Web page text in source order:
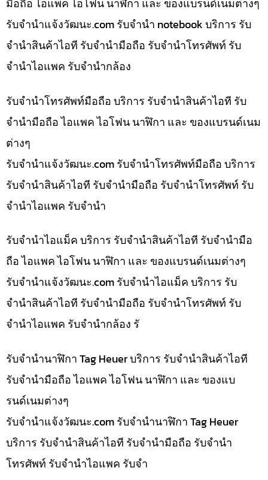
มือถือ ไอแพค ไอโฟน นาฬิกา และ ของแบรนด์เนมต่างๆ
รับจํานําแจ้งวัฒนะ.com รับจำนำ notebook บริการ รับ
จำนำสินค้าไอที รับจำนำมือถือ รับจำนำโทรศัพท์ รับ
จำนำไอแพค รับจำนำกล้อง
รับจำนำโทรศัพท์มือถือ บริการ รับจำนำสินค้าไอที รับ
จำนำมือถือ ไอแพค ไอโฟน นาฬิกา และ ของแบรนด์เนม
ต่างๆ
รับจํานําแจ้งวัฒนะ.com รับจำนำโทรศัพท์มือถือ บริการ
รับจำนำสินค้าไอที รับจำนำมือถือ รับจำนำโทรศัพท์ รับ
จำนำไอแพค รับจำนำ
รับจำนำไอแม็ค บริการ รับจำนำสินค้าไอที รับจำนำมือ
ถือ ไอแพค ไอโฟน นาฬิกา และ ของแบรนด์เนมต่างๆ
รับจํานําแจ้งวัฒนะ.com รับจำนำไอแม็ค บริการ รับ
จำนำสินค้าไอที รับจำนำมือถือ รับจำนำโทรศัพท์ รับ
จำนำไอแพค รับจำนำกล้อง รั
รับจำนำนาฬิกา Tag Heuer บริการ รับจำนำสินค้าไอที
รับจำนำมือถือ ไอแพค ไอโฟน นาฬิกา และ ของแบ
รนด์เนมต่างๆ
รับจํานําแจ้งวัฒนะ.com รับจำนำนาฬิกา Tag Heuer
บริการ รับจำนำสินค้าไอที รับจำนำมือถือ รับจำนำ
โทรศัพท์ รับจำนำไอแพค รับจำ